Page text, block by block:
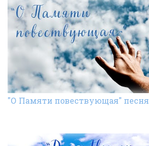
"О Памяти повествующая" песня